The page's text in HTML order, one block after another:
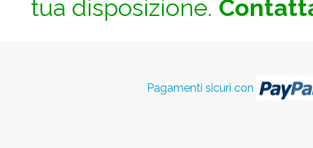
tua disposizione.
Pagamenti sicuri con